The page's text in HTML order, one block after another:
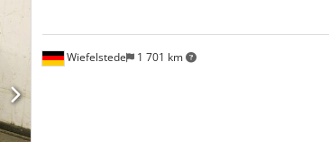
Wiefelstede 1 701 km